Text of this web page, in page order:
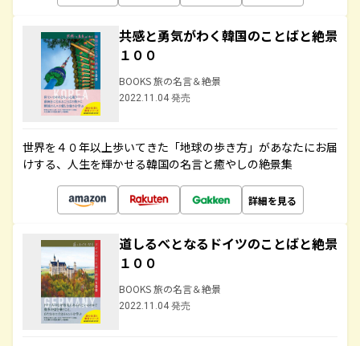
共感と勇気がわく韓国のことばと絶景
１００
BOOKS 旅の名言＆絶景
2022.11.04 発売
世界を４０年以上歩いてきた「地球の歩き方」があなたにお届
けする、人生を輝かせる韓国の名言と癒やしの絶景集
詳細を見る
道しるべとなるドイツのことばと絶景
１００
BOOKS 旅の名言＆絶景
2022.11.04 発売